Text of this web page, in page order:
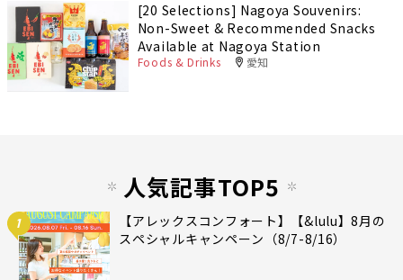
[20 Selections] Nagoya Souvenirs:
Non-Sweet & Recommended Snacks
Available at Nagoya Station
Foods & Drinks 愛知
人気記事TOP5
1
【アレックスコンフォート】【&lulu】8月の
スペシャルキャンペーン（8/7-8/16）